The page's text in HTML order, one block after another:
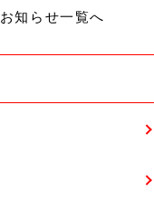
お知らせ一覧へ